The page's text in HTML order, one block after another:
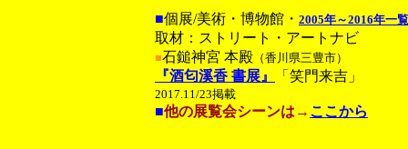
■個展/美術・博物館・ 2005年～2016年一覧
取材：ストリート・アートナビ
■石鎚神宮 本殿 （香川県三豊市）
『酒匂溪香 書展』 「笑門来吉」
2017.11/23掲載
■他の展覧会シーンは→ ここから